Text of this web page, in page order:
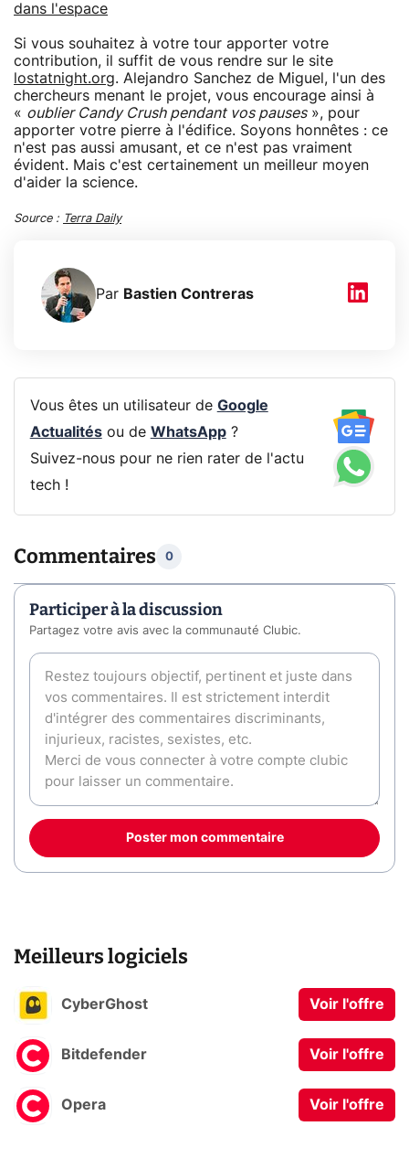
dans l'espace
Si vous souhaitez à votre tour apporter votre
contribution, il suffit de vous rendre sur le site
lostatnight.org. Alejandro Sanchez de Miguel, l'un des
chercheurs menant le projet, vous encourage ainsi à
« oublier Candy Crush pendant vos pauses», pour
apporter votre pierre à l'édifice. Soyons honnêtes : ce
n'est pas aussi amusant, et ce n'est pas vraiment
évident. Mais c'est certainement un meilleur moyen
d'aider la science.
Source : Terra Daily
Par Bastien Contreras
Vous êtes un utilisateur de Google
Actualitésou de WhatsApp?
Suivez-nous pour ne rien rater de l'actu
tech !
Commentaires 0
Participer à la discussion
Partagez votre avis avec la communauté Clubic.
Poster mon commentaire
Meilleurs logiciels
CyberGhost Voir l'offre
Bitdefender Voir l'offre
Opera Voir l'offre